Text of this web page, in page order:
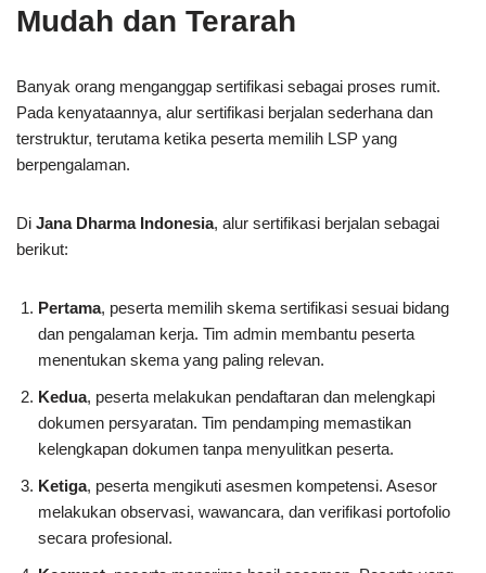
Mudah dan Terarah
Banyak orang menganggap sertifikasi sebagai proses rumit.
Pada kenyataannya, alur sertifikasi berjalan sederhana dan
terstruktur, terutama ketika peserta memilih LSP yang
berpengalaman.
Di Jana Dharma Indonesia, alur sertifikasi berjalan sebagai
berikut:
Pertama, peserta memilih skema sertifikasi sesuai bidang
dan pengalaman kerja. Tim admin membantu peserta
menentukan skema yang paling relevan.
Kedua, peserta melakukan pendaftaran dan melengkapi
dokumen persyaratan. Tim pendamping memastikan
kelengkapan dokumen tanpa menyulitkan peserta.
Ketiga, peserta mengikuti asesmen kompetensi. Asesor
melakukan observasi, wawancara, dan verifikasi portofolio
secara profesional.